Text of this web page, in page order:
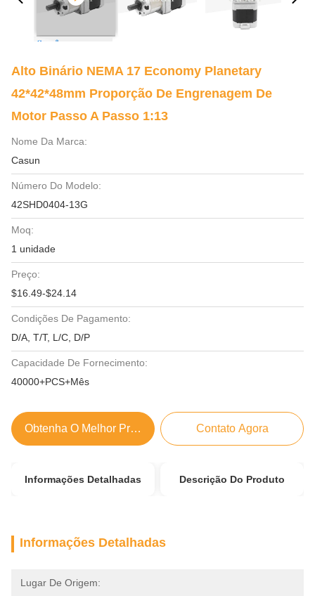
Alto Binário NEMA 17 Economy Planetary
42*42*48mm Proporção De Engrenagem De
Motor Passo A Passo 1:13
Nome Da Marca:
Casun
Número Do Modelo:
42SHD0404-13G
Moq:
1 unidade
Preço:
$16.49-$24.14
Condições De Pagamento:
D/A, T/T, L/C, D/P
Capacidade De Fornecimento:
40000+PCS+Mês
Obtenha O Melhor Preço Contato Agora
Informações Detalhadas Descrição Do Produto
Informações Detalhadas
Lugar De Origem: